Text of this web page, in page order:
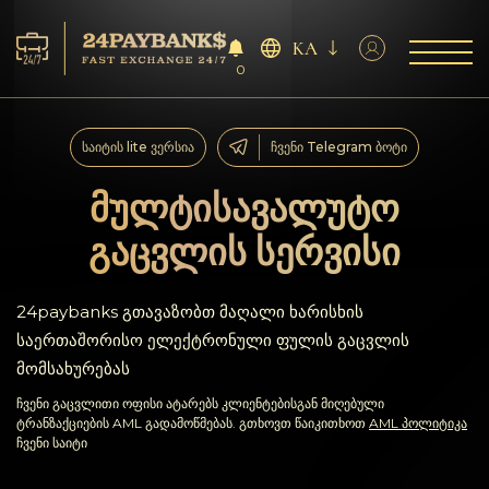
მომსახურება
რეზერვები
პარტნიორებს
გამოხმაურებები
წესები
AML/CFT
0
KA
მულტისავალუტო
გაცვლის სერვისი
საიტის lite ვერსია ჩვენი Telegram ბოტი
24paybanks გთავაზობთ მაღალი ხარისხის
საერთაშორისო ელექტრონული ფულის გაცვლის
მომსახურებას
ჩვენი გაცვლითი ოფისი ატარებს კლიენტებისგან მიღებული
ტრანზაქციების AML გადამოწმებას. გთხოვთ წაიკითხოთ AML პოლიტიკა
ჩვენი საიტი